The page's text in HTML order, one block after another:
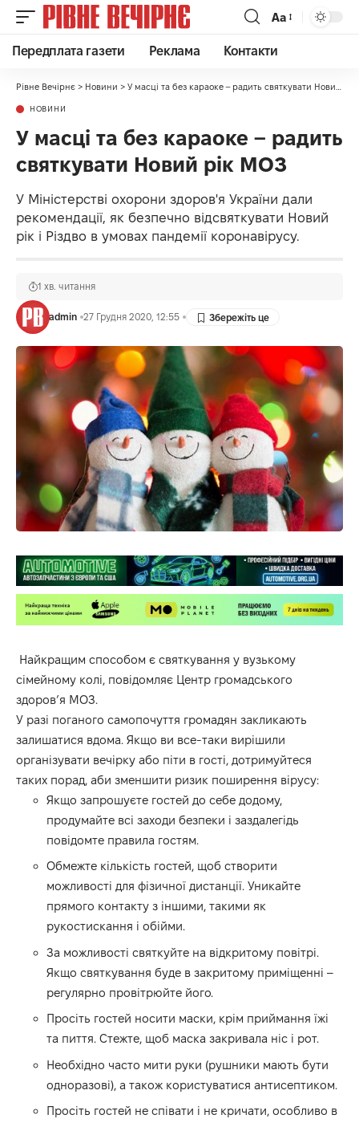
Аа
Передплата газети Реклама Контакти
Рівне Вечірнє > Новини > У масці та без караоке – радить святкувати Новий рік МОЗ
НОВИНИ
У масці та без караоке – радить
святкувати Новий рік МОЗ
У Міністерстві охорони здоров'я України дали
рекомендації, як безпечно відсвяткувати Новий
рік і Різдво в умовах пандемії коронавірусу.
admin 27 Грудня 2020, 12:55
1 хв. читання
Найкращим способом є святкування у вузькому
сімейному колі, повідомляє Центр громадського
здоров’я МОЗ.
У разі поганого самопочуття громадян закликають
залишатися вдома. Якщо ви все-таки вирішили
організувати вечірку або піти в гості, дотримуйтеся
таких порад, аби зменшити ризик поширення вірусу:
Якщо запрошуєте гостей до себе додому,
продумайте всі заходи безпеки і заздалегідь
повідомте правила гостям.
Обмежте кількість гостей, щоб створити
можливості для фізичної дистанції. Уникайте
прямого контакту з іншими, такими як
рукостискання і обійми.
За можливості святкуйте на відкритому повітрі.
Якщо святкування буде в закритому приміщенні –
регулярно провітрюйте його.
Просіть гостей носити маски, крім приймання їжі
та пиття. Стежте, щоб маска закривала ніс і рот.
Необхідно часто мити руки (рушники мають бути
одноразові), а також користуватися антисептиком.
Просіть гостей не співати і не кричати, особливо в